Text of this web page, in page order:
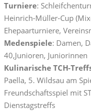
Turniere:
Heinrich-Müller-Cup
Ehepaarturniere,
Medenspiele: Damen,
40,Junioren, Juniorinnen
Kulinarische TCH-
Paella, 5. Wildsau am
Freundschaftsspiel mit
Dienstagstreffs